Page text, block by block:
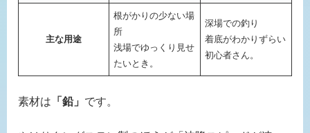
主な用途
根がかりの少ない場
所
浅場でゆっくり見せ
たいとき。
深場での釣り
着底がわかりずらい
初心者さん。
素材は 「鉛」 です。